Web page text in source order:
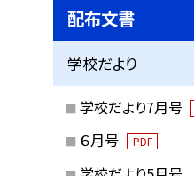
配布文書
学校だより
学校だより7月号
６月号 PDF